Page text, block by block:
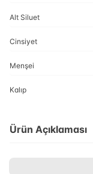
Alt Siluet
Cinsiyet
Menşei
Kalıp
Ürün Açıklaması